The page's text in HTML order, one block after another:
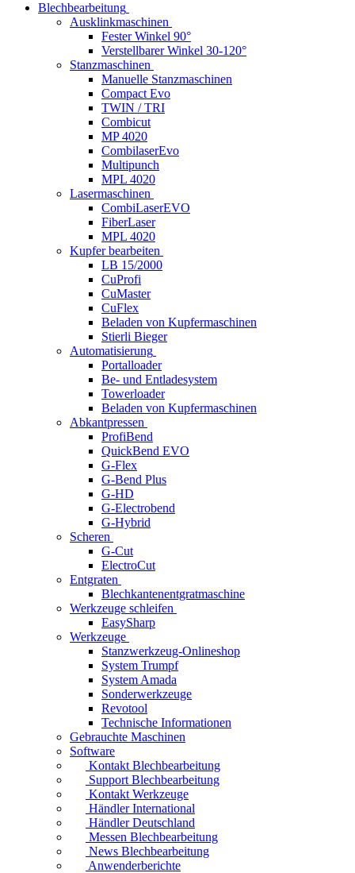
Blechbearbeitung
Ausklinkmaschinen
Fester Winkel 90°
Verstellbarer Winkel 30-120°
Stanzmaschinen
Manuelle Stanzmaschinen
Compact Evo
TWIN / TRI
Combicut
MP 4020
CombilaserEvo
Multipunch
MPL 4020
Lasermaschinen
CombiLaserEVO
FiberLaser
MPL 4020
Kupfer bearbeiten
LB 15/2000
CuProfi
CuMaster
CuFlex
Beladen von Kupfermaschinen
Stierli Bieger
Automatisierung
Portalloader
Be- und Entladesystem
Towerloader
Beladen von Kupfermaschinen
Abkantpressen
ProfiBend
QuickBend EVO
G-Flex
G-Bend Plus
G-HD
G-Electrobend
G-Hybrid
Scheren
G-Cut
ElectroCut
Entgraten
Blechkantenentgratmaschine
Werkzeuge schleifen
EasySharp
Werkzeuge
Stanzwerkzeug-Onlineshop
System Trumpf
System Amada
Sonderwerkzeuge
Revotool
Technische Informationen
Gebrauchte Maschinen
Software
Kontakt Blechbearbeitung
Support Blechbearbeitung
Kontakt Werkzeuge
Händler International
Händler Deutschland
Messen Blechbearbeitung
News Blechbearbeitung
Anwenderberichte